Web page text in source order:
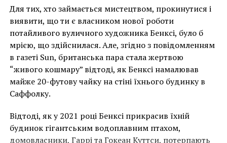
включені до звіту, були (а) заявлені у соціальних
мережах, (б) мали чіткий характер крадіжки на
основі транзакцій Ethereum та (в) відбулися в період
з липня 2021 року до липня 2022 року.
У доповіді описуються різні види шахрайства, які
обманюють колекціонерів криптомистецтв.
Найбільш поширені фішингові афери, у яких
користувачі випадково повідомляють облікові дані
свого криптовалютного гаманця. Шахраї можуть
досягти цього, зайнявши домен на схожих назвах
сайтів або зламавши акаунти власників у соціальних
Для тих, хто займається мистецтвом, прокинутися і
виявити, що ти є власником нової роботи
потайливого вуличного художника Бенксі, було б
мрією, що здійснилася. Але, згідно з повідомленням
в газеті Sun, британська пара стала жертвою
“живого кошмару” відтоді, як Бенксі намалював
майже 20-футову чайку на стіні їхнього будинку в
Саффолку.
Відтоді, як у 2021 році Бенксі прикрасив їхній
будинок гігантським водоплавним птахом,
домовласники, Гаррі та Гокеан Куттси, потерпають